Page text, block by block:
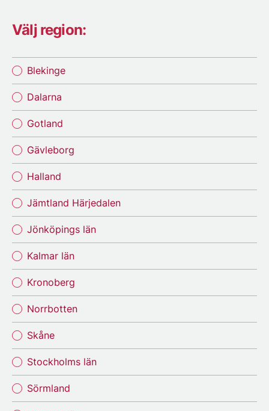
Välj region:
Blekinge
Dalarna
Gotland
Gävleborg
Halland
Jämtland Härjedalen
Jönköpings län
Kalmar län
Kronoberg
Norrbotten
Skåne
Stockholms län
Sörmland